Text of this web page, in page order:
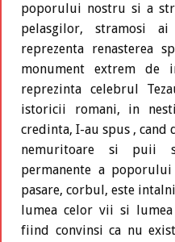
poporului nostru si a
pelasgilor, stramosi ai
reprezenta renasterea
monument extrem de
reprezinta celebrul
istoricii romani, in
credinta, I-au spus , cand
nemuritoare si puii
permanente a
pasare, corbul, este
lumea celor vii si
fiind convinsi ca nu